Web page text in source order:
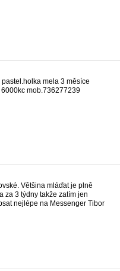
mela 3 měsíce
mob.736277239
Většina mláďat je plně
za 3 týdny takže zatím jen
nejlépe na Messenger Tibor